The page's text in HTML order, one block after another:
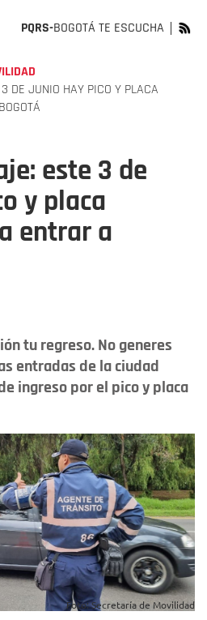
PQRS-BOGOTÁ TE ESCUCHA
DE JUNIO HAY PICO Y PLACA
este 3 de
y placa
entrar a
tu regreso. No generes
entradas de la ciudad
ingreso por el pico y placa
Foto: Secretaría de Movilidad